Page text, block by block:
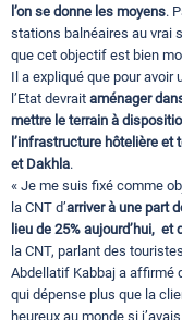
l’on se donne les moyens.
stations balnéaires au vrai
que cet objectif est bien
Il a expliqué que pour avoir
l’Etat devrait aménager
mettre le terrain à
l’infrastructure hôtelière
et Dakhla.
« Je me suis fixé comme
la CNT d’arriver à une part
lieu de 25% aujourd’hui, et
la CNT, parlant des
Abdellatif Kabbaj a affirmé
qui dépense plus que la
heureux au monde si